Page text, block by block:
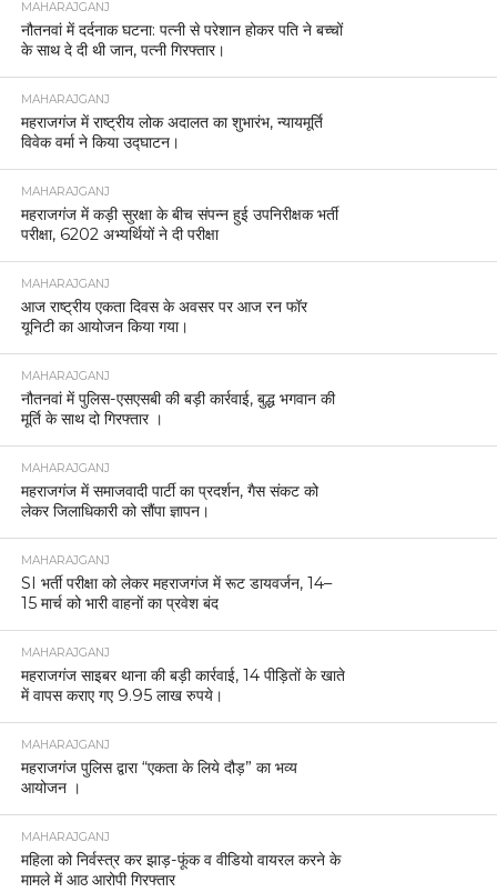
MAHARAJGANJ
नौतनवां में दर्दनाक घटना: पत्नी से परेशान होकर पति ने बच्चों
के साथ दे दी थी जान, पत्नी गिरफ्तार।
MAHARAJGANJ
महराजगंज में राष्ट्रीय लोक अदालत का शुभारंभ, न्यायमूर्ति
विवेक वर्मा ने किया उद्घाटन।
MAHARAJGANJ
महराजगंज में कड़ी सुरक्षा के बीच संपन्न हुई उपनिरीक्षक भर्ती
परीक्षा, 6202 अभ्यर्थियों ने दी परीक्षा
MAHARAJGANJ
आज राष्ट्रीय एकता दिवस के अवसर पर आज रन फॉर
यूनिटी का आयोजन किया गया।
MAHARAJGANJ
नौतनवां में पुलिस-एसएसबी की बड़ी कार्रवाई, बुद्ध भगवान की
मूर्ति के साथ दो गिरफ्तार ।
MAHARAJGANJ
महराजगंज में समाजवादी पार्टी का प्रदर्शन, गैस संकट को
लेकर जिलाधिकारी को सौंपा ज्ञापन।
MAHARAJGANJ
SI भर्ती परीक्षा को लेकर महराजगंज में रूट डायवर्जन, 14–
15 मार्च को भारी वाहनों का प्रवेश बंद
MAHARAJGANJ
महराजगंज साइबर थाना की बड़ी कार्रवाई, 14 पीड़ितों के खाते
में वापस कराए गए 9.95 लाख रुपये।
MAHARAJGANJ
महराजगंज पुलिस द्वारा “एकता के लिये दौड़” का भव्य
आयोजन ।
MAHARAJGANJ
महिला को निर्वस्त्र कर झाड़-फूंक व वीडियो वायरल करने के
मामले में आठ आरोपी गिरफ्तार